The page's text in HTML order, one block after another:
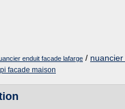
enduit facade lafarge /
facade maison